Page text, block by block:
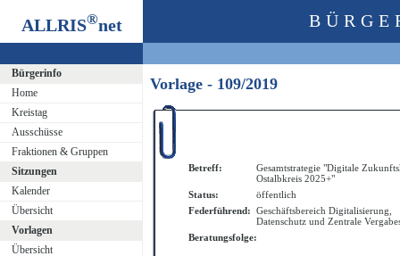
ALLRIS®net
Bürgerinfo
Home
Kreistag
Ausschüsse
Fraktionen & Gruppen
Sitzungen
Kalender
Übersicht
Vorlagen
Übersicht
Vorlage - 109/2019
Betreff:
Gesamtstrategie "Digitale
Ostalbkreis 2025+"
Status:
öffentlich
Federführend: Geschäftsbereich Digitalisierung,
Datenschutz und Zentrale
Beratungsfolge: